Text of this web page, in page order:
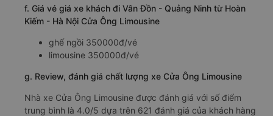
f. Giá vé giá xe khách đi Vân Đồn - Quảng Ninh từ Hoàn
Kiếm - Hà Nội Cửa Ông Limousine
ghế ngồi 350000đ/vé
limousine 350000đ/vé
g. Review, đánh giá chất lượng xe Cửa Ông Limousine
Nhà xe Cửa Ông Limousine được đánh giá với số điểm
trung bình là 4.0/5 dựa trên 621 đánh giá của khách hàng